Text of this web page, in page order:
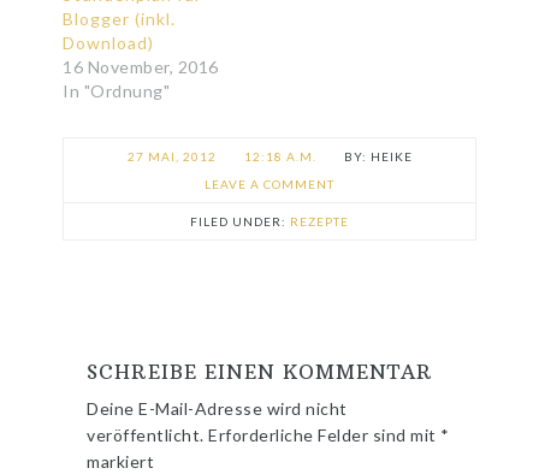
Blogger (inkl.
Download)
16 November, 2016
In "Ordnung"
27 MAI, 2012 12:18 A.M.
HEIKE
LEAVE A COMMENT
FILED UNDER: REZEPTE
SCHREIBE EINEN KOMMENTAR
Deine E-Mail-Adresse wird nicht
veröffentlicht. Erforderliche Felder sind mit *
markiert